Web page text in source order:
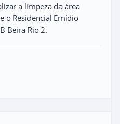
a limpeza da área
o Residencial Emídio
Beira Rio 2.